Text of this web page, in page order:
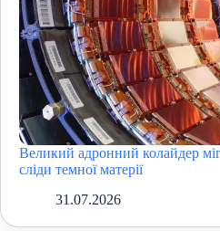
Великий адронний колайдер
сліди темної матерії
31.07.2026